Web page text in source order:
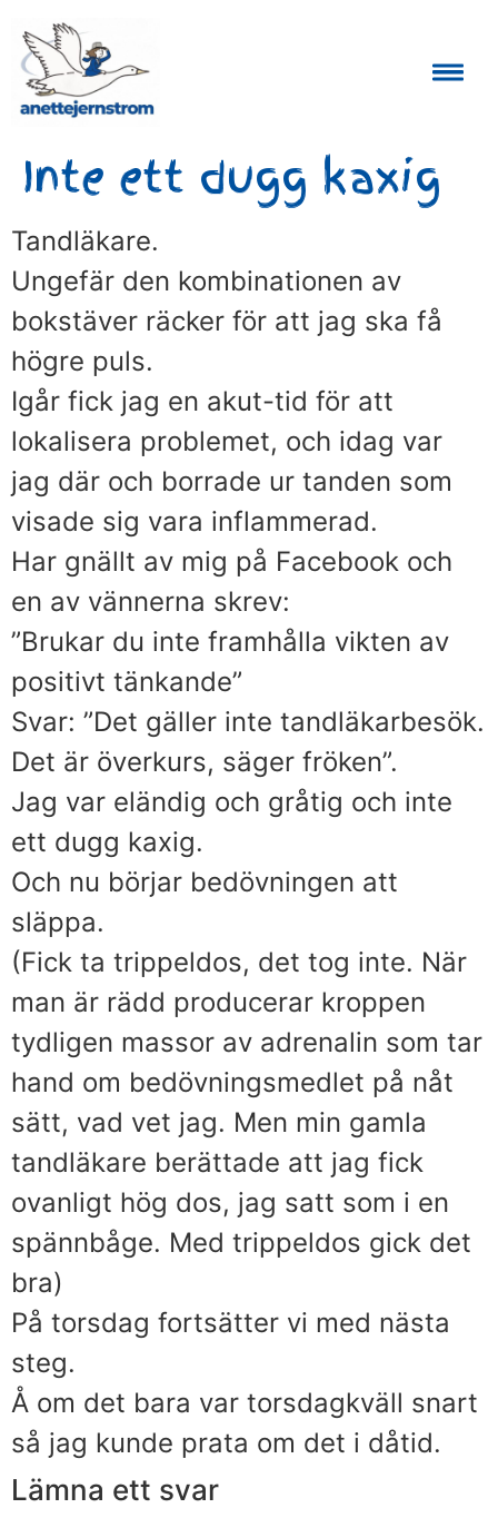
Inte ett dugg kaxig
Tandläkare.
Ungefär den kombinationen av
bokstäver räcker för att jag ska få
högre puls.
Igår fick jag en akut-tid för att
lokalisera problemet, och idag var
jag där och borrade ur tanden som
visade sig vara inflammerad.
Har gnällt av mig på Facebook och
en av vännerna skrev:
”Brukar du inte framhålla vikten av
positivt tänkande”
Svar: ”Det gäller inte tandläkarbesök.
Det är överkurs, säger fröken”.
Jag var eländig och gråtig och inte
ett dugg kaxig.
Och nu börjar bedövningen att
släppa.
(Fick ta trippeldos, det tog inte. När
man är rädd producerar kroppen
tydligen massor av adrenalin som tar
hand om bedövningsmedlet på nåt
sätt, vad vet jag. Men min gamla
tandläkare berättade att jag fick
ovanligt hög dos, jag satt som i en
spännbåge. Med trippeldos gick det
bra)
På torsdag fortsätter vi med nästa
steg.
Å om det bara var torsdagkväll snart
så jag kunde prata om det i dåtid.
Lämna ett svar